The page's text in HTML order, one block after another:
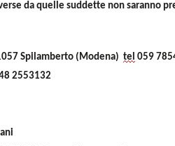
da quelle suddette non saranno
Spilamberto (Modena)tel 059
2553132